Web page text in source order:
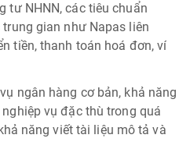
tư NHNN, các tiêu chuẩn
gian như Napas liên
tiền, thanh toán hoá đơn, ví
ngân hàng cơ bản, khả năng
vụ đặc thù trong quá
năng viết tài liệu mô tả và